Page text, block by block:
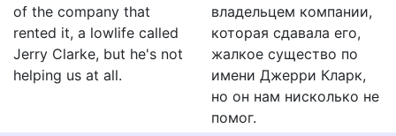
of the company that
rented it, a lowlife called
Jerry Clarke, but he's not
helping us at all.
владельцем компании,
которая сдавала его,
жалкое существо по
имени Джерри Кларк,
но он нам нисколько не
помог.